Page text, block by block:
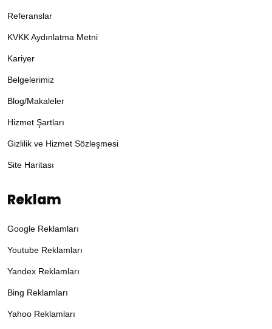
Referanslar
KVKK Aydınlatma Metni
Kariyer
Belgelerimiz
Blog/Makaleler
Hizmet Şartları
Gizlilik ve Hizmet Sözleşmesi
Site Haritası
Reklam
Google Reklamları
Youtube Reklamları
Yandex Reklamları
Bing Reklamları
Yahoo Reklamları